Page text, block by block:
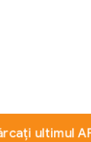
ultimul